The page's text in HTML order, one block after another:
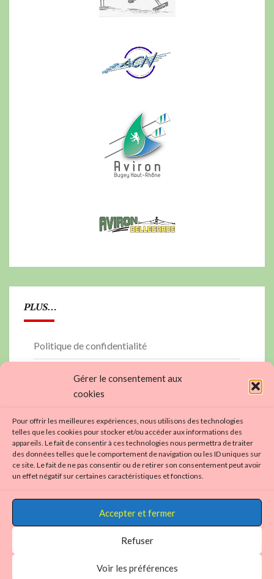
Gérer le consentement aux
cookies
Pour offrir les meilleures expériences, nous utilisons des technologies
telles que les cookies pour stocker et/ou accéder aux informations des
appareils. Le fait de consentir à ces technologies nous permettra de traiter
des données telles que le comportement de navigation ou les ID uniques sur
ce site. Le fait de ne pas consentir ou de retirer son consentement peut avoir
un effet négatif sur certaines caractéristiques et fonctions.
Accepter et fermer
Refuser
Voir les préférences
PLUS…
Politique de confidentialité
PLAN DU SITE
contactez nous…
Politique de cookies (UE)
https://aviron01.fr